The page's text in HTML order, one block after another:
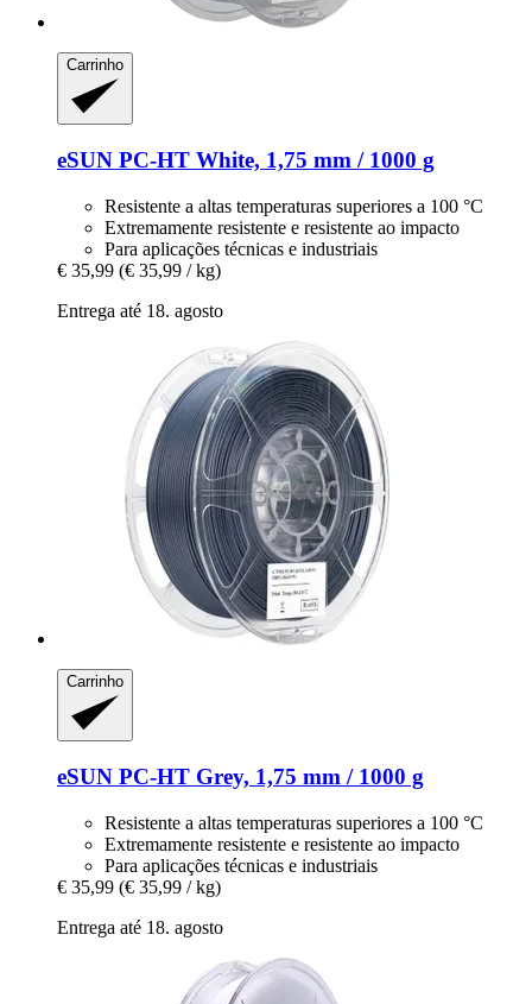
Carrinho
eSUN PC-​HT White, 1,75 mm / 1000 g
Resistente a altas temperaturas superiores a 100 °C
Extremamente resistente e resistente ao impacto
Para aplicações técnicas e industriais
€ 35,99 (€ 35,99 / kg)
Entrega até 18. agosto
Carrinho
eSUN PC-​HT Grey, 1,75 mm / 1000 g
Resistente a altas temperaturas superiores a 100 °C
Extremamente resistente e resistente ao impacto
Para aplicações técnicas e industriais
€ 35,99 (€ 35,99 / kg)
Entrega até 18. agosto